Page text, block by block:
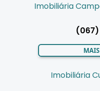
Imobiliária
(067)
Imobiliária